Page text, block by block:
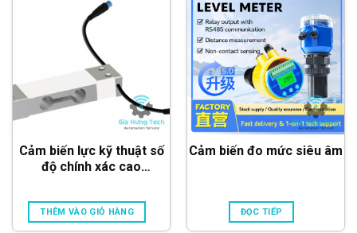
Cảm biến lực kỹ thuật số
độ chính xác cao
THÊM VÀO GIỎ HÀNG
Cảm biến đo mức siêu âm
ĐỌC TIẾP